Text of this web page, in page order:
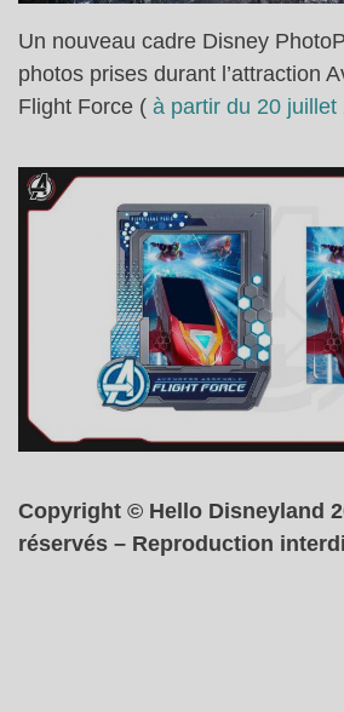
Un nouveau cadre Disney
photos prises durant l’attraction
Flight Force ( à partir du 20 juillet
Copyright © Hello Disneyland
réservés – Reproduction